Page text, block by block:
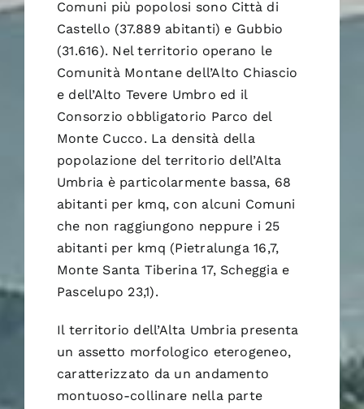
Comuni più popolosi sono Città di
Castello (37.889 abitanti) e Gubbio
(31.616). Nel territorio operano le
Comunità Montane dell’Alto Chiascio
e dell’Alto Tevere Umbro ed il
Consorzio obbligatorio Parco del
Monte Cucco. La densità della
popolazione del territorio dell’Alta
Umbria è particolarmente bassa, 68
abitanti per kmq, con alcuni Comuni
che non raggiungono neppure i 25
abitanti per kmq (Pietralunga 16,7,
Monte Santa Tiberina 17, Scheggia e
Pascelupo 23,1).
Il territorio dell’Alta Umbria presenta
un assetto morfologico eterogeneo,
caratterizzato da un andamento
montuoso-collinare nella parte